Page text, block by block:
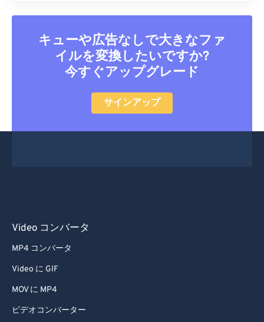
キューや広告なしで大きなファ
イルを変換したいですか?
今すぐアップグレード
サインアップ
Video コンバータ
MP4 コンバータ
Video に GIF
MOV に MP4
ビデオコンバーター